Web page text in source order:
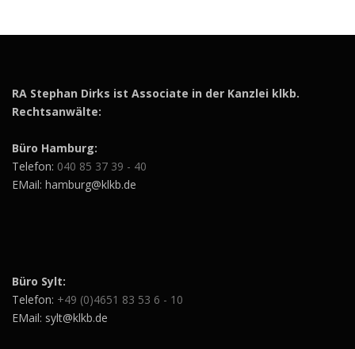
RA Stephan Dirks ist Associate in der Kanzlei klkb.
Rechtsanwälte:
Büro Hamburg:
Telefon: 040 85 37 39 - 40
EMail: hamburg@klkb.de
Büro Sylt:
Telefon: +49 (0)4651 83 53 6 - 10
EMail: sylt@klkb.de